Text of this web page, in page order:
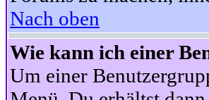
Nach oben
Wie kann ich einer
Um einer